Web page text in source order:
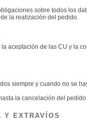
sobre todos los
la realización del pedido.
aceptación de las CU y la
siempre y cuando no se
la cancelación del
Y EXTRAVÍOS